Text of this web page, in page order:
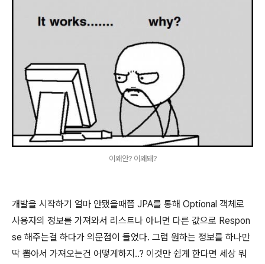
이왜안? 이왜돼?
개발을 시작하기 얼마 안됐을때쯤 JPA를 통해 Optional 객체로
사용자의 정보를 가져와서 리스트나 아니면 다른 값으로 Respon
se 해주는걸 하다가 의문점이 들었다. 그럼 원하는 정보를 하나만
딱 뽑아서 가져오는건 어떻게하지..? 이것만 쉽게 한다면 세상 뭐